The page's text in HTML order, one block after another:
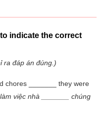
indicate the correct
ra đáp án đúng.)
chores _______ they were
việc nhà _______ chúng